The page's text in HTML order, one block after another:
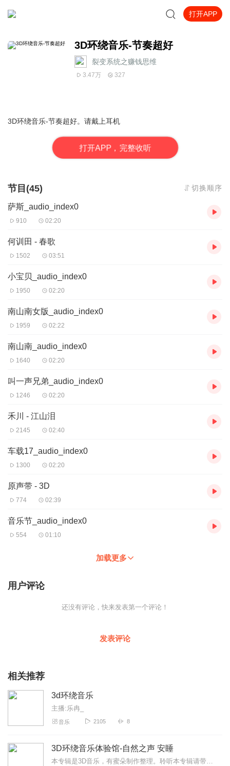
打开APP
3D环绕音乐-节奏超好
裂变系统之赚钱思维
3.47万 327
3D环绕音乐-节奏超好。请戴上耳机
打开APP，完整收听
节目(45) 切换顺序
萨斯_audio_index0
910 02:20
何训田 - 春歌
1502 03:51
小宝贝_audio_index0
1950 02:20
南山南女版_audio_index0
1959 02:22
南山南_audio_index0
1640 02:20
叫一声兄弟_audio_index0
1246 02:20
禾川 - 江山泪
2145 02:40
车载17_audio_index0
1300 02:20
原声带 - 3D
774 02:39
音乐节_audio_index0
554 01:10
加载更多
用户评论
还没有评论，快来发表第一个评论！
发表评论
相关推荐
3d环绕音乐
主播:乐冉_
音乐 2105 8
3D环绕音乐体验馆-自然之声 安睡
本专辑是3D音乐，有蜜朵制作整理。聆听本专辑请带上耳机，享受3D的世界。新专辑刚刚发布，《3D奇妙大自然减压助眠》，点此获得试听盛宴！如果你喜欢，请点赞评论，...